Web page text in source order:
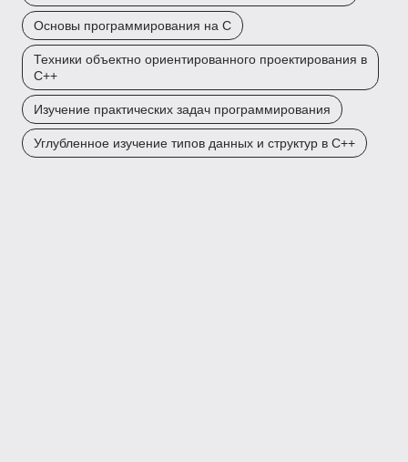
Основы программирования на C
Техники объектно ориентированного проектирования в
C++
Изучение практических задач программирования
Углубленное изучение типов данных и структур в C++